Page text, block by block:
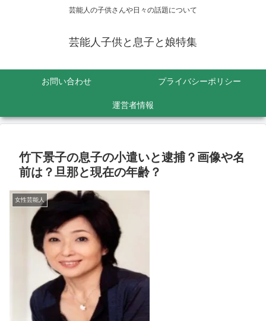
芸能人の子供さんや日々の話題について
芸能人子供と息子と娘特集
お問い合わせ プライバシーポリシー
運営者情報
竹下景子の息子の小遣いと逮捕？画像や名
前は？旦那と現在の年齢？
女性芸能人